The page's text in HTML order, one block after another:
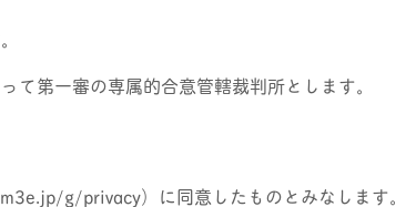
第一審の専属的合意管轄裁判所とします。
g/privacy）に同意したものとみなします。